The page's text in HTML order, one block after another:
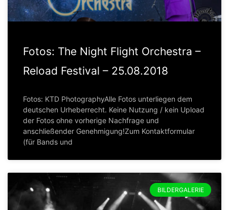
Fotos: The Night Flight Orchestra –
Reload Festival – 25.08.2018
Fotos: KTD PhotographyAlle Fotos unterliegen dem
deutschen Urheberrecht. Keine Nutzung / kein Upload
der Fotos ohne vorherige Nachfrage und
anschließender Genehmigung!Zum Kontaktformular
(für Bands und
BILDERGALERIE